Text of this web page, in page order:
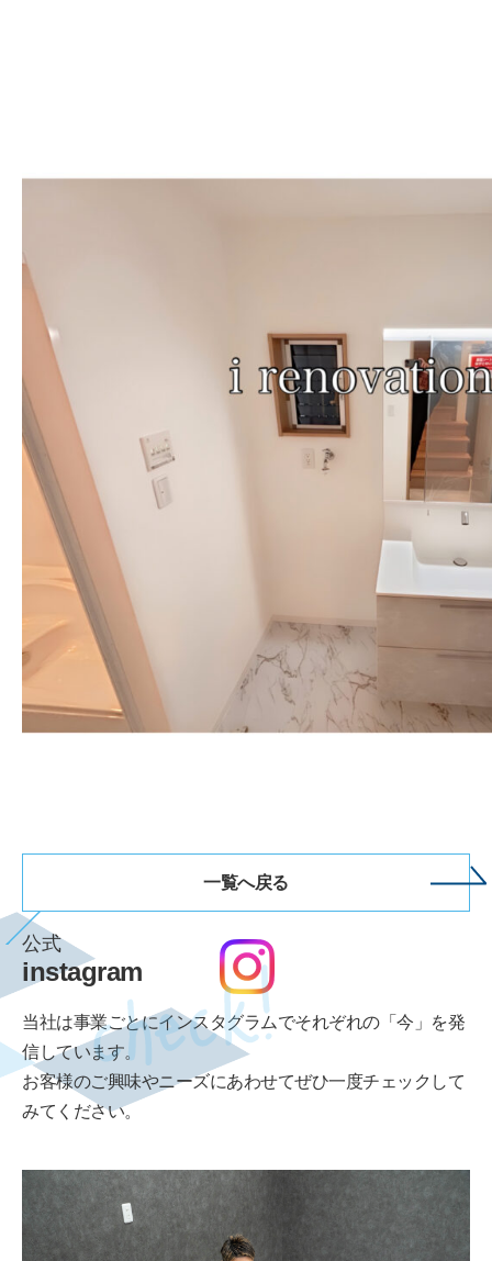
一覧へ戻る
公式
instagram
当社は事業ごとにインスタグラムでそれぞれの「今」を発
信しています。
お客様のご興味やニーズにあわせてぜひ一度チェックして
みてください。